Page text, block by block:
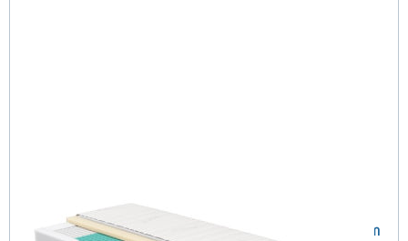
SERA H2 (TENCEL™ Lyocell) TTFK-Matratze 100x160 cm